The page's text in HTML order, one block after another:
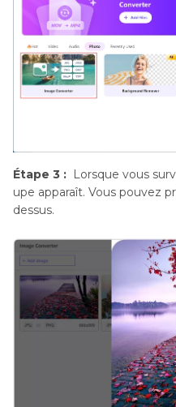
Étape 3 :
Lorsque vous
upe apparaît. Vous pouvez
dessus.